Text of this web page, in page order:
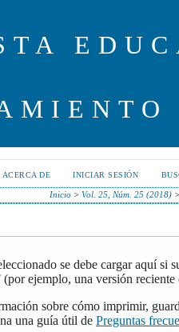
ACERCA DE INICIAR SESIÓN
Inicio >Vol. 25, Núm. 25 (2018)
se debe cargar aquí si
(por ejemplo, una versión
sobre cómo imprimir,
una guía útil de Preguntas